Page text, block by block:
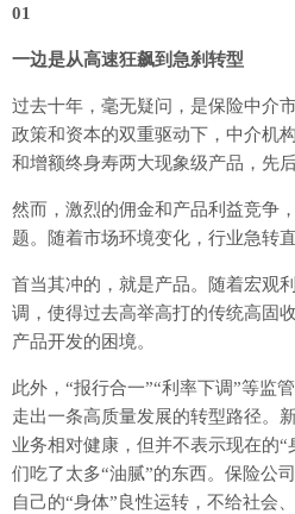
01
一边是从高速狂飙到急刹转型
过去十年，毫无疑问，是保险中介
政策和资本的双重驱动下，中介机
和增额终身寿两大现象级产品，先
然而，激烈的佣金和产品利益竞争
题。随着市场环境变化，行业急转
首当其冲的，就是产品。随着宏观
调，使得过去高举高打的传统高固
产品开发的困境。
此外，“报行合一”“利率下调”等监
走出一条高质量发展的转型路径。
业务相对健康，但并不表示现在的
们吃了太多“油腻”的东西。保险公
自己的“身体”良性运转，不给社会